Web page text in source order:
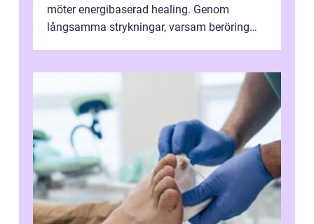
möter energibaserad healing. Genom
långsamma strykningar, varsam beröring